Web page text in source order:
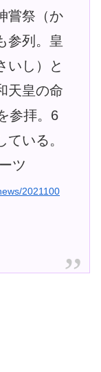
嘗祭（か
参列。皇
いし）と
天皇の命
参拝。6
いる。
ツ
2021100